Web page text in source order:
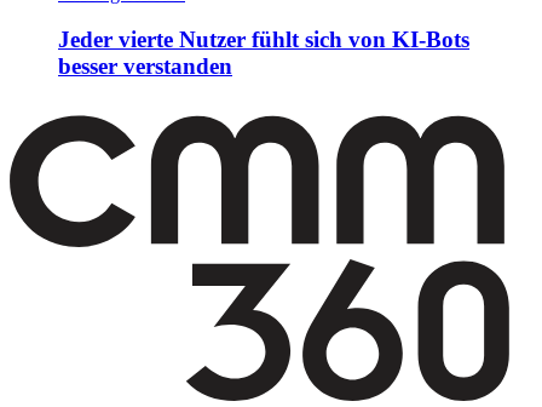
Jeder vierte Nutzer fühlt sich von KI-Bots
besser verstanden